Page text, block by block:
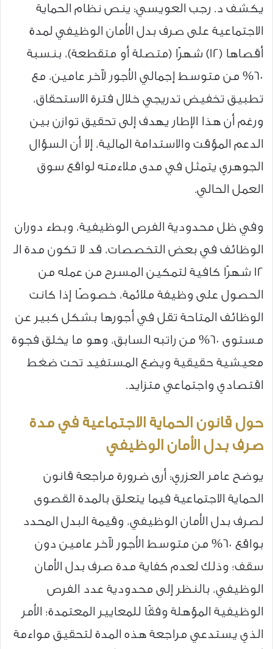
يكشف د. رجب العويسي: ينص نظام الحماية
الاجتماعية على صرف بدل الأمان الوظيفي لمدة
أقصاها (12) شهرًا (متصلة أو متقطعة)، بنسبة
60% من متوسط إجمالي الأجور لآخر عامين، مع
تطبيق تخفيض تدريجي خلال فترة الاستحقاق،
ورغم أن هذا الإطار يهدف إلى تحقيق توازن بين
الدعم المؤقت والاستدامة المالية، إلا أن السؤال
الجوهري يتمثل في مدى ملاءمته لواقع سوق
العمل الحالي.
وفي ظل محدودية الفرص الوظيفية، وبطء دوران
الوظائف في بعض التخصصات، قد لا تكون مدة الـ
12 شهرًا كافية لتمكين المسرح من عمله من
الحصول على وظيفة ملائمة، خصوصًا إذا كانت
الوظائف المتاحة تقل في أجورها بشكل كبير عن
مستوى 60% من راتبه السابق، وهو ما يخلق فجوة
معيشية حقيقية ويضع المستفيد تحت ضغط
اقتصادي واجتماعي متزايد.
حول قانون الحماية الاجتماعية في مدة
صرف بدل الأمان الوظيفي
يوضح عامر العزري: أرى ضرورة مراجعة قانون
الحماية الاجتماعية فيما يتعلق بالمدة القصوى
لصرف بدل الأمان الوظيفي، وقيمة البدل المحدد
بواقع 60% من متوسط الأجور لآخر عامين دون
سقف؛ وذلك لعدم كفاية مدة صرف بدل الأمان
الوظيفي، بالنظر إلى محدودية عدد الفرص
الوظيفية المؤهلة وفقًا للمعايير المعتمدة؛ الأمر
الذي يستدعي مراجعة هذه المدة لتحقيق مواءمة